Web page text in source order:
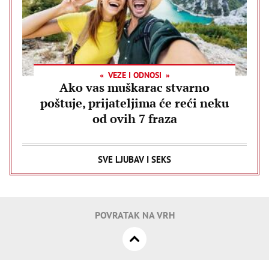
VEZE I ODNOSI
Ako vas muškarac stvarno
poštuje, prijateljima će reći neku
od ovih 7 fraza
SVE LJUBAV I SEKS
POVRATAK NA VRH